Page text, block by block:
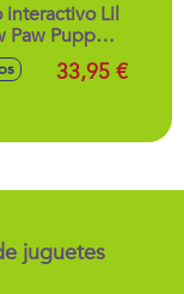
interactivo Lil
Paw Puppy
Alive ladra y
como un
33,95 €
juguetes